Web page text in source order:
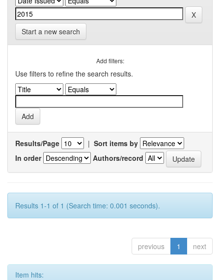
Start a new search
Add filters:
Use filters to refine the search results.
Results/Page | Sort items by
In order
Authors/record
Results 1-1 of 1 (Search time: 0.001 seconds).
previous 1 next
Item hits: